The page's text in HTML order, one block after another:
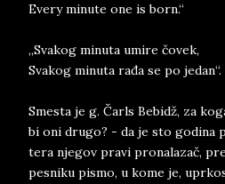
Every mi­nu­te one is born.“
„Sva­kog mi­nu­ta umi­re čovek,
Sva­kog mi­nu­ta rađa se po je­dan“.
Sme­sta je g. Čarls Be­bidž, za
bi oni dru­go? - da je sto go­di­na
te­ra nje­gov pra­vi pro­na­la­zač,
pe­sni­ku pi­smo, u kome je,